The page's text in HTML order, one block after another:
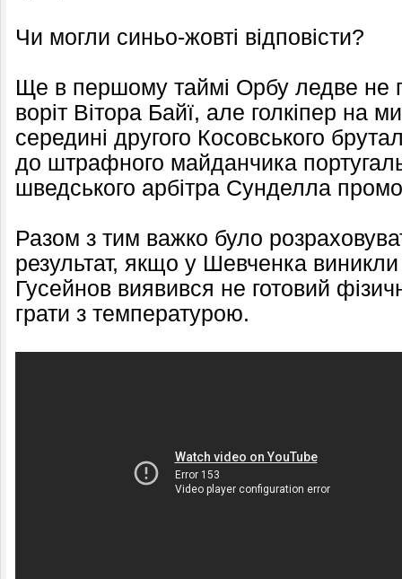
Чи могли синьо-жовті відповісти?
Ще в першому таймі Орбу ледве не
воріт Вітора Байї, але голкіпер на
середині другого Косовського
до штрафного майданчика
шведського арбітра Сунделла
Разом з тим важко було
результат, якщо у Шевченка
Гусейнов виявився не готовий
грати з температурою.